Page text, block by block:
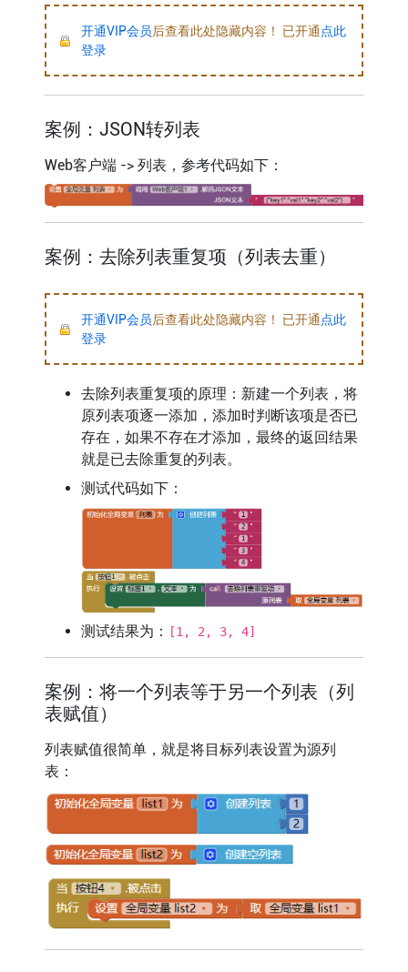
开通VIP会员后查看此处隐藏内容！ 已开通 点此
登录
案例：JSON转列表
Web客户端 -> 列表，参考代码如下：
案例：去除列表重复项（列表去重）
开通VIP会员后查看此处隐藏内容！ 已开通 点此
登录
去除列表重复项的原理：新建一个列表，将
原列表项逐一添加，添加时判断该项是否已
存在，如果不存在才添加，最终的返回结果
就是已去除重复的列表。
测试代码如下：
测试结果为： [1, 2, 3, 4]
案例：将一个列表等于另一个列表（列
表赋值）
列表赋值很简单，就是将目标列表设置为源列
表：